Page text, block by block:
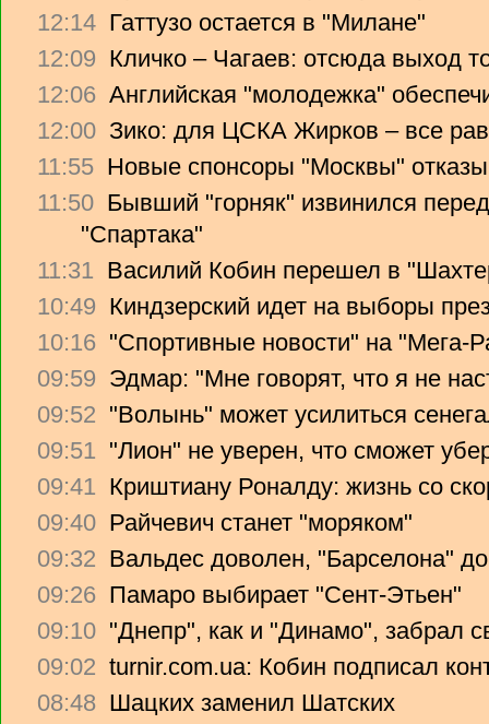
12:14 Гаттузо остается в "Милане"
12:09 Кличко – Чагаев: отсюда выход
12:06 Английская "молодежка"
12:00 Зико: для ЦСКА Жирков – все
11:55 Новые спонсоры "Москвы"
11:50 Бывший "горняк" извинился
"Спартака"
11:31 Василий Кобин перешел в
10:49 Киндзерский идет на выборы
10:16 "Спортивные новости" на "Мега-
09:59 Эдмар: "Мне говорят, что я не
09:52 "Волынь" может усилиться
09:51 "Лион" не уверен, что сможет
09:41 Криштиану Роналду: жизнь со
09:40 Райчевич станет "моряком"
09:32 Вальдес доволен, "Барселона"
09:26 Памаро выбирает "Сент-Этьен"
09:10 "Днепр", как и "Динамо", забрал
09:02 turnir.com.ua: Кобин подписал
08:48 Шацких заменил Шатских